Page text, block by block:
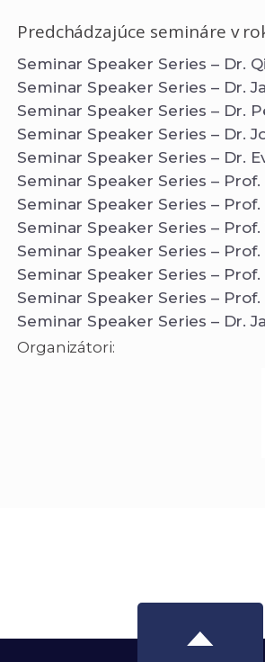
Predchádzajúce semináre v
Seminar Speaker Series – Dr.
Seminar Speaker Series – Dr.
Seminar Speaker Series – Dr.
Seminar Speaker Series – Dr.
Seminar Speaker Series – Dr.
Seminar Speaker Series –
Seminar Speaker Series – Prof.
Seminar Speaker Series – Prof.
Seminar Speaker Series –
Seminar Speaker Series –
Seminar Speaker Series – Prof.
Seminar Speaker Series – Dr.
Organizátori: